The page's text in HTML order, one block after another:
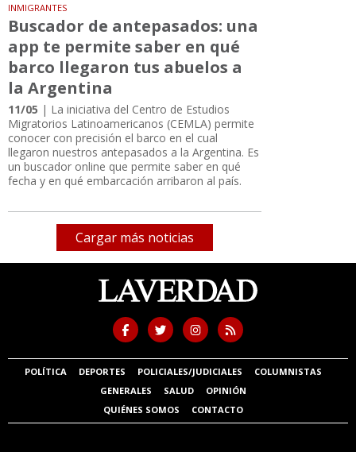
INMIGRANTES
Buscador de antepasados: una
app te permite saber en qué
barco llegaron tus abuelos a
la Argentina
11/05 | La iniciativa del Centro de Estudios
Migratorios Latinoamericanos (CEMLA) permite
conocer con precisión el barco en el cual
llegaron nuestros antepasados a la Argentina. Es
un buscador online que permite saber en qué
fecha y en qué embarcación arribaron al país.
Cargar más noticias
POLÍTICA DEPORTES POLICIALES/JUDICIALES
COLUMNISTAS
GENERALES
SALUD
OPINIÓN
QUIÉNES SOMOS
CONTACTO